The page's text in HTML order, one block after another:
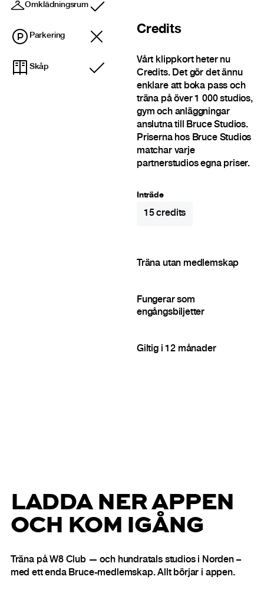
Omklädningsrum
Ingår
Parkering
Skåp
Ingår
Credits
Vårt klippkort heter nu
Credits. Det gör det ännu
enklare att boka pass och
träna på över 1 000 studios,
gym och anläggningar
anslutna till Bruce Studios.
Priserna hos Bruce Studios
matchar varje
partnerstudios egna priser.
Inträde
15credits
Träna utan medlemskap
Fungerar som
engångsbiljetter
Giltig i 12 månader
LADDA NER APPEN
OCH KOM IGÅNG
Träna på W8 Club — och hundratals studios i Norden –
med ett enda Bruce-medlemskap. Allt börjar i appen.